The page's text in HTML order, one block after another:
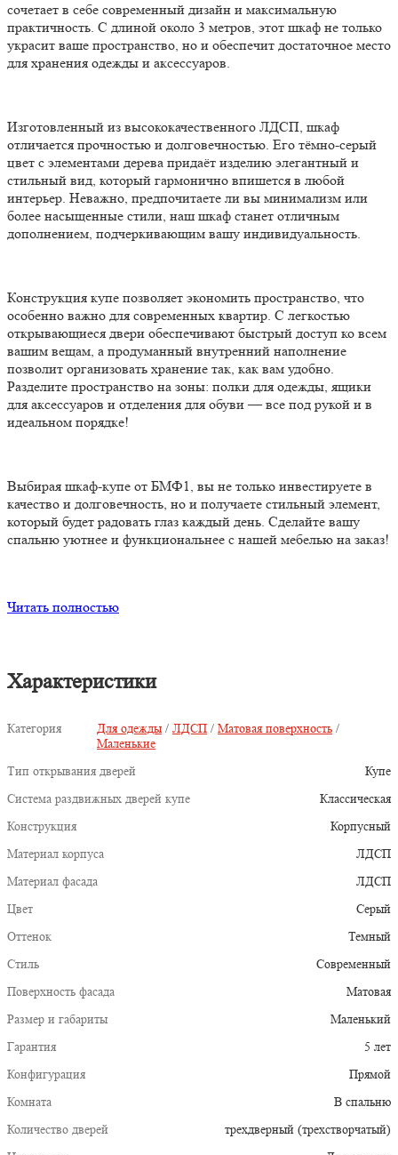
сочетает в себе современный дизайн и максимальную
практичность. С длиной около 3 метров, этот шкаф не только
украсит ваше пространство, но и обеспечит достаточное место
для хранения одежды и аксессуаров.
Изготовленный из высококачественного ЛДСП, шкаф
отличается прочностью и долговечностью. Его тёмно-серый
цвет с элементами дерева придаёт изделию элегантный и
стильный вид, который гармонично впишется в любой
интерьер. Неважно, предпочитаете ли вы минимализм или
более насыщенные стили, наш шкаф станет отличным
дополнением, подчеркивающим вашу индивидуальность.
Конструкция купе позволяет экономить пространство, что
особенно важно для современных квартир. С легкостью
открывающиеся двери обеспечивают быстрый доступ ко всем
вашим вещам, а продуманный внутренний наполнение
позволит организовать хранение так, как вам удобно.
Разделите пространство на зоны: полки для одежды, ящики
для аксессуаров и отделения для обуви — все под рукой и в
идеальном порядке!
Выбирая шкаф-купе от БМФ1, вы не только инвестируете в
качество и долговечность, но и получаете стильный элемент,
который будет радовать глаз каждый день. Сделайте вашу
спальню уютнее и функциональнее с нашей мебелью на заказ!
Читать полностью
Характеристики
Категория Для одежды / ЛДСП / Матовая поверхность /
Маленькие
Тип открывания дверей
Купе
Система раздвижных дверей купе
Классическая
Конструкция
Корпусный
Материал корпуса
ЛДСП
Материал фасада
ЛДСП
Цвет
Серый
Оттенок
Темный
Стиль
Современный
Поверхность фасада
Матовая
Размер и габариты
Маленький
Гарантия
5 лет
Конфигурация
Прямой
Комната
В спальню
Количество дверей
трехдверный (трехстворчатый)